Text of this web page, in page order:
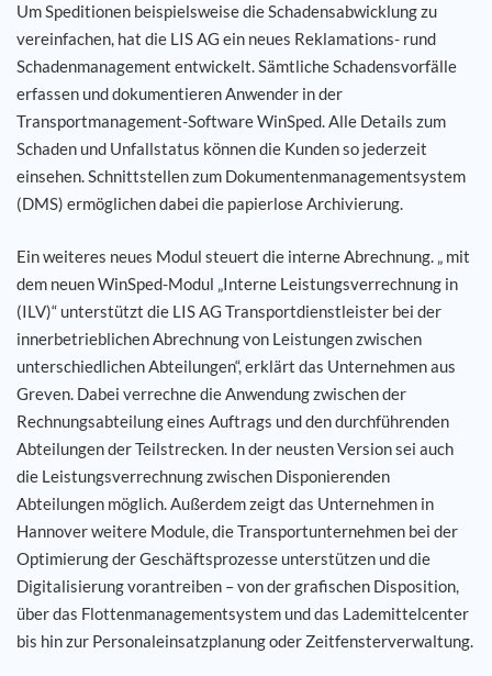
Um Speditionen beispielsweise die Schadensabwicklung zu
vereinfachen, hat die LIS AG ein neues Reklamations- rund
Schadenmanagement entwickelt. Sämtliche Schadensvorfälle
erfassen und dokumentieren Anwender in der
Transportmanagement-Software WinSped. Alle Details zum
Schaden und Unfallstatus können die Kunden so jederzeit
einsehen. Schnittstellen zum Dokumentenmanagementsystem
(DMS) ermöglichen dabei die papierlose Archivierung.
Ein weiteres neues Modul steuert die interne Abrechnung. „ mit
dem neuen WinSped-Modul „Interne Leistungsverrechnung in
(ILV)“ unterstützt die LIS AG Transportdienstleister bei der
innerbetrieblichen Abrechnung von Leistungen zwischen
unterschiedlichen Abteilungen“, erklärt das Unternehmen aus
Greven. Dabei verrechne die Anwendung zwischen der
Rechnungsabteilung eines Auftrags und den durchführenden
Abteilungen der Teilstrecken. In der neusten Version sei auch
die Leistungsverrechnung zwischen Disponierenden
Abteilungen möglich. Außerdem zeigt das Unternehmen in
Hannover weitere Module, die Transportunternehmen bei der
Optimierung der Geschäftsprozesse unterstützen und die
Digitalisierung vorantreiben – von der grafischen Disposition,
über das Flottenmanagementsystem und das Lademittelcenter
bis hin zur Personaleinsatzplanung oder Zeitfensterverwaltung.